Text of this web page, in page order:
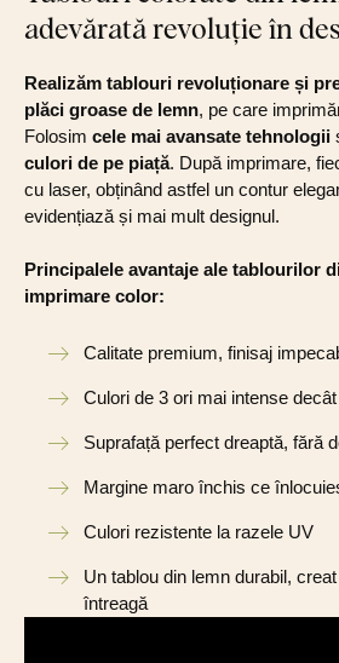
adevărată revoluție în
Realizăm tablouri revoluționare și
plăci groase de lemn, pe care
Folosim cele mai avansate tehnologii
culori de pe piață. După imprimare,
cu laser, obținând astfel un contur
evidențiază și mai mult designul.
Principalele avantaje ale tablourilor
imprimare color:
Calitate premium, finisaj
Culori de 3 ori mai intense
Suprafață perfect dreaptă, fără
Margine maro închis ce
Culori rezistente la razele UV
Un tablou din lemn durabil,
întreagă